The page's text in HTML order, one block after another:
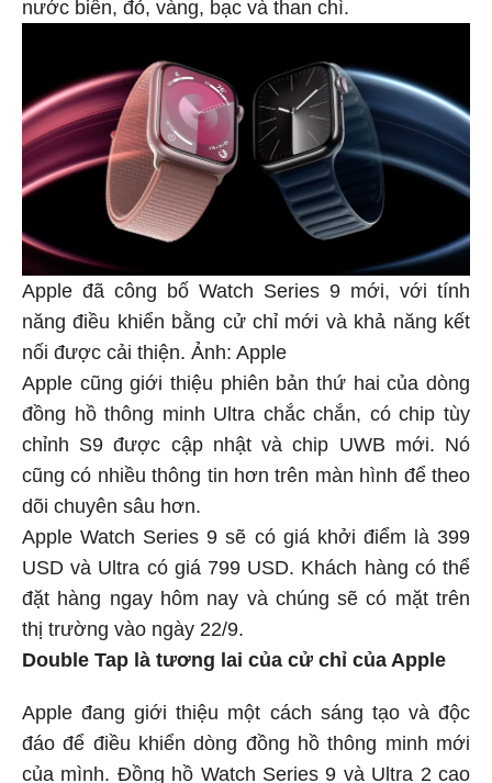
nước biển, đỏ, vàng, bạc và than chì.
Apple đã công bố Watch Series 9 mới, với tính
năng điều khiển bằng cử chỉ mới và khả năng kết
nối được cải thiện. Ảnh: Apple
Apple cũng giới thiệu phiên bản thứ hai của dòng
đồng hồ thông minh Ultra chắc chắn, có chip tùy
chỉnh S9 được cập nhật và chip UWB mới. Nó
cũng có nhiều thông tin hơn trên màn hình để theo
dõi chuyên sâu hơn.
Apple Watch Series 9 sẽ có giá khởi điểm là 399
USD và Ultra có giá 799 USD. Khách hàng có thể
đặt hàng ngay hôm nay và chúng sẽ có mặt trên
thị trường vào ngày 22/9.
Double Tap là tương lai của cử chỉ của Apple
Apple đang giới thiệu một cách sáng tạo và độc
đáo để điều khiển dòng đồng hồ thông minh mới
của mình. Đồng hồ Watch Series 9 và Ultra 2 cao